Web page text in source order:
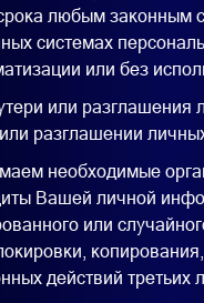
любым законным
системах
или без
или
разглашении
необходимые
Вашей личной
или
действий третьих